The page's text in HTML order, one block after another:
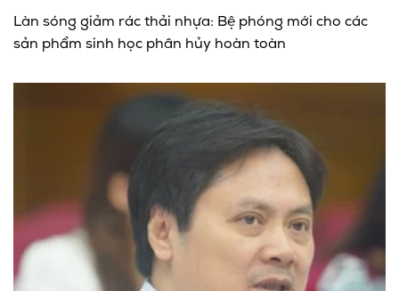
Làn sóng giảm rác thải nhựa: Bệ phóng mới cho các
sản phẩm sinh học phân hủy hoàn toàn